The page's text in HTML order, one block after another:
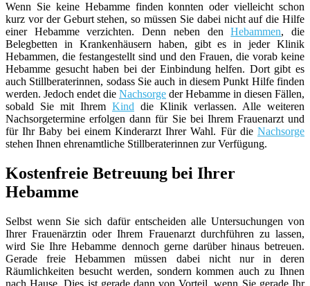
Wenn Sie keine Hebamme finden konnten oder vielleicht schon
kurz vor der Geburt stehen, so müssen Sie dabei nicht auf die Hilfe
einer Hebamme verzichten. Denn neben denHebammen, die
Belegbetten in Krankenhäusern haben, gibt es in jeder Klinik
Hebammen, die festangestellt sind und den Frauen, die vorab keine
Hebamme gesucht haben bei der Einbindung helfen. Dort gibt es
auch Stillberaterinnen, sodass Sie auch in diesem Punkt Hilfe finden
werden. Jedoch endet die Nachsorge der Hebamme in diesen Fällen,
sobald Sie mit Ihrem Kind die Klinik verlassen. Alle weiteren
Nachsorgetermine erfolgen dann für Sie bei Ihrem Frauenarzt und
für Ihr Baby bei einem Kinderarzt Ihrer Wahl. Für die Nachsorge
stehen Ihnen ehrenamtliche Stillberaterinnen zur Verfügung.
Kostenfreie Betreuung bei Ihrer
Hebamme
Selbst wenn Sie sich dafür entscheiden alle Untersuchungen von
Ihrer Frauenärztin oder Ihrem Frauenarzt durchführen zu lassen,
wird Sie Ihre Hebamme dennoch gerne darüber hinaus betreuen.
Gerade freie Hebammen müssen dabei nicht nur in deren
Räumlichkeiten besucht werden, sondern kommen auch zu Ihnen
nach Hause. Dies ist gerade dann von Vorteil, wenn Sie gerade Ihr